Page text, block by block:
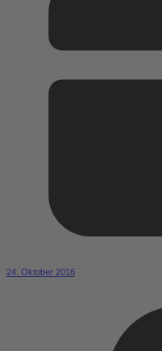
24. Oktober 2016